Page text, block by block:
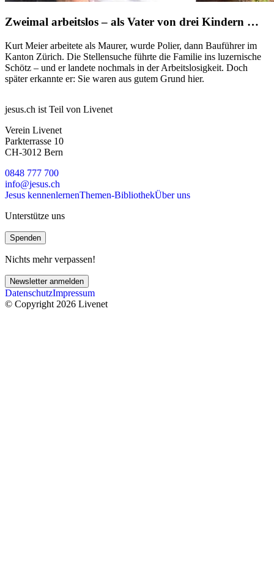
Zweimal arbeitslos – als Vater von drei Kindern …
Kurt Meier arbeitete als Maurer, wurde Polier, dann Bauführer im
Kanton Zürich. Die Stellensuche führte die Familie ins luzernische
Schötz – und er landete nochmals in der Arbeitslosigkeit. Doch
später erkannte er: Sie waren aus gutem Grund hier.
jesus.ch ist Teil von Livenet
Verein Livenet
Parkterrasse 10
CH-3012 Bern
0848 777 700
info@jesus.ch
Jesus kennenlernenThemen-BibliothekÜber uns
Unterstütze uns
Spenden
Nichts mehr verpassen!
Newsletter anmelden
DatenschutzImpressum
© Copyright 2026 Livenet